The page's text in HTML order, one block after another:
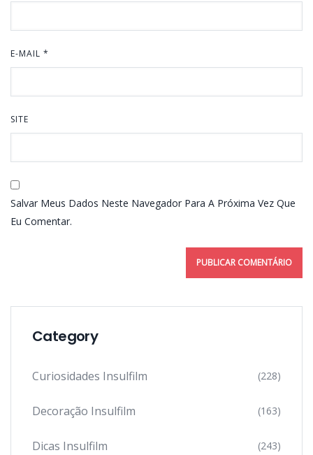
E-MAIL *
SITE
Salvar Meus Dados Neste Navegador Para A Próxima Vez Que
Eu Comentar.
Category
Curiosidades Insulfilm (228)
Decoração Insulfilm (163)
Dicas Insulfilm (243)